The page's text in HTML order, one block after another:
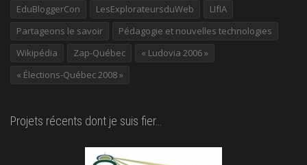
EduBloggerCon
LesExplorateursduWeb
LIfIA
Partageons le savoir
Pédagogie et nouvelles technologies
Wikipédia
Zap-Québec
« Ludovia 2006 »
« Élections-Québec 2008 »
Projets récents dont je suis fier…